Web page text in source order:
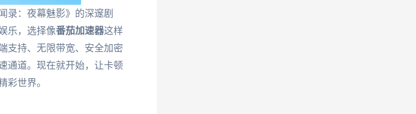
录：夜幕魅影》的深邃剧
乐，选择像番茄加速器这样
支持、无限带宽、安全加密
通道。现在就开始，让卡顿
彩世界。